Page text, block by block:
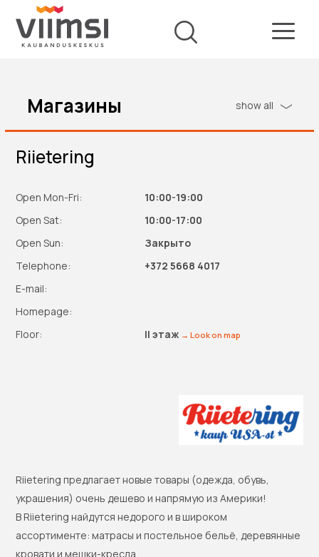
Магазины show all
Riietering
Open Mon-Fri:
Open Sat:
Open Sun:
Telephone:
E-mail:
Homepage:
Floor:
10:00-19:00
10:00-17:00
Закрыто
+372 5668 4017
II этаж → Look on map
Riietering предлагает новые товары (одежда, обувь,
украшения) очень дешево и напрямую из Америки!
В Riietering найдутся недорого и в широком
ассортименте: матрасы и постельное бельё, деревянные
кровати и мешки-кресла.